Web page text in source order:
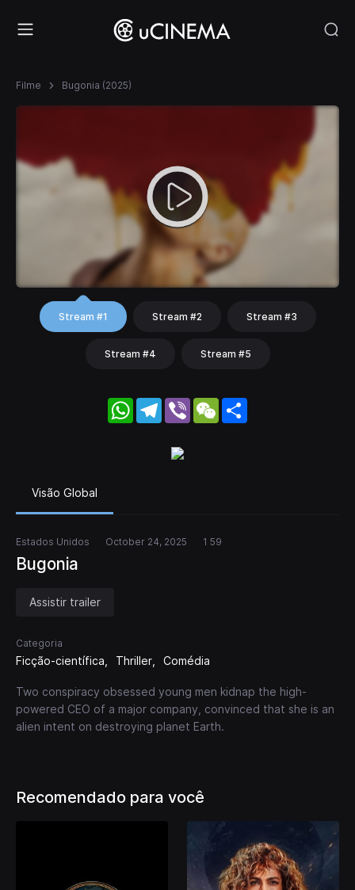
Filme Bugonia (2025)
Stream #1 Stream #2 Stream #3
Stream #4 Stream #5
WhatsApp
Telegram
Viber WeChat
Visão Global
Estados Unidos October 24, 2025 1 59
Bugonia
Assistir trailer
Categoria
Ficção-científica Thriller Comédia
Two conspiracy obsessed young men kidnap the high-
powered CEO of a major company, convinced that she is an
alien intent on destroying planet Earth.
Recomendado para você